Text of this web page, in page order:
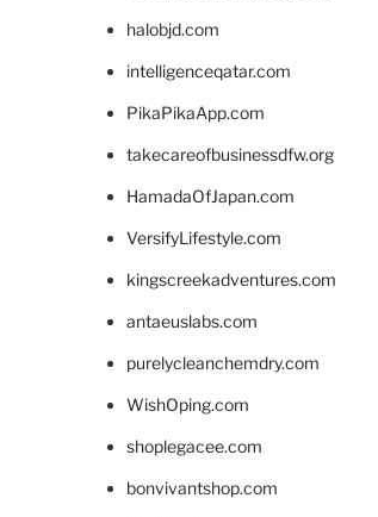
halobjd.com
intelligenceqatar.com
PikaPikaApp.com
takecareofbusinessdfw.org
HamadaOfJapan.com
VersifyLifestyle.com
kingscreekadventures.com
antaeuslabs.com
purelycleanchemdry.com
WishOping.com
shoplegacee.com
bonvivantshop.com